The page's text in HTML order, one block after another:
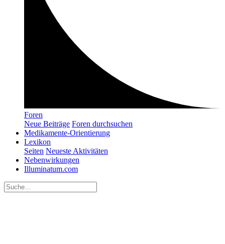
Foren
Neue Beiträge Foren durchsuchen
Medikamente-Orientierung
Lexikon
Seiten Neueste Aktivitäten
Nebenwirkungen
Illuminatum.com